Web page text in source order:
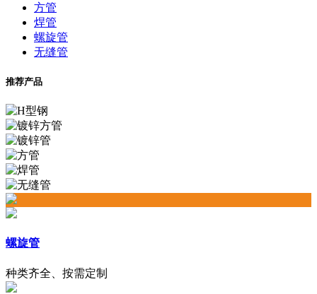
方管
焊管
螺旋管
无缝管
推荐产品
螺旋管
种类齐全、按需定制